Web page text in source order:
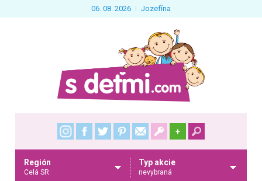
06. 08. 2026 Jozefína
+
Región
Celá SR
Typ akcie
nevybraná